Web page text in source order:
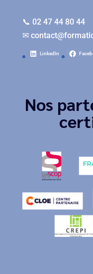
📞 02 47 44 80 44
✉
LinkedIn
Nos